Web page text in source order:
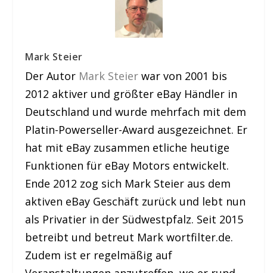
Mark Steier
Der Autor Mark Steier war von 2001 bis
2012 aktiver und größter eBay Händler in
Deutschland und wurde mehrfach mit dem
Platin-Powerseller-Award ausgezeichnet. Er
hat mit eBay zusammen etliche heutige
Funktionen für eBay Motors entwickelt.
Ende 2012 zog sich Mark Steier aus dem
aktiven eBay Geschäft zurück und lebt nun
als Privatier in der Südwestpfalz. Seit 2015
betreibt und betreut Mark wortfilter.de.
Zudem ist er regelmäßig auf